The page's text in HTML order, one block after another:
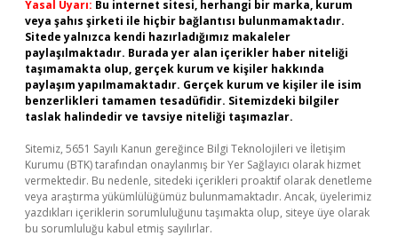
Yasal Uyarı: Bu internet sitesi, herhangi bir marka, kurum
veya şahıs şirketi ile hiçbir bağlantısı bulunmamaktadır.
Sitede yalnızca kendi hazırladığımız makaleler
paylaşılmaktadır. Burada yer alan içerikler haber niteliği
taşımamakta olup, gerçek kurum ve kişiler hakkında
paylaşım yapılmamaktadır. Gerçek kurum ve kişiler ile isim
benzerlikleri tamamen tesadüfidir. Sitemizdeki bilgiler
taslak halindedir ve tavsiye niteliği taşımazlar.
Sitemiz, 5651 Sayılı Kanun gereğince Bilgi Teknolojileri ve İletişim
Kurumu (BTK) tarafından onaylanmış bir Yer Sağlayıcı olarak hizmet
vermektedir. Bu nedenle, sitedeki içerikleri proaktif olarak denetleme
veya araştırma yükümlülüğümüz bulunmamaktadır. Ancak, üyelerimiz
yazdıkları içeriklerin sorumluluğunu taşımakta olup, siteye üye olarak
bu sorumluluğu kabul etmiş sayılırlar.